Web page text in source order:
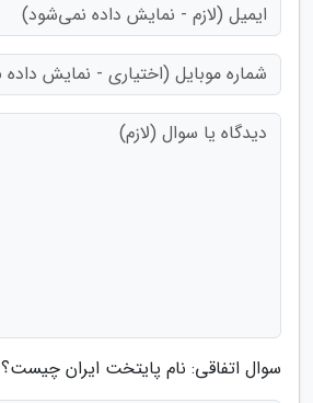
سوال اتفاقی: نام پایتخت ایران چیست؟